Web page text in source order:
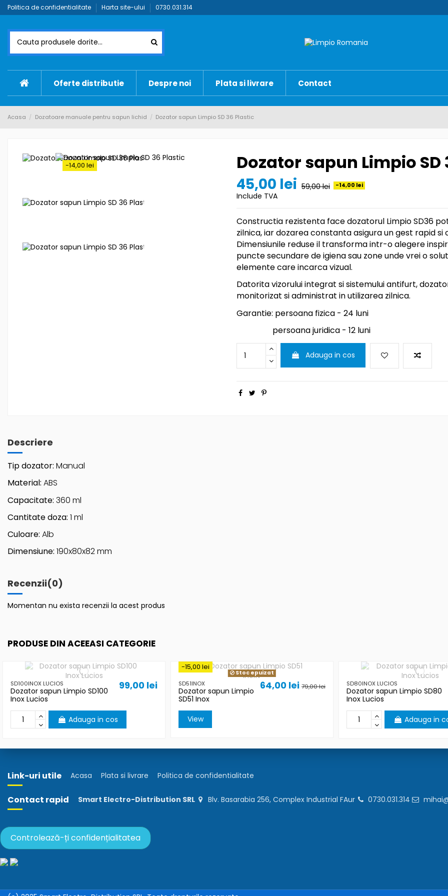
Politica de confidentialitate Harta site-ului 0730.031.314
Oferte distributie Despre noi Plata si livrare Contact
Acasa Dozatoare manuale pentru sapun lichid Dozator sapun Limpio SD 36 Plastic
-14,00 lei Dozator sapun Limpio SD
45,00 lei 59,00 lei -14,00 lei
Include TVA
Constructia rezistenta face dozatorul Limpio SD36
zilnica, iar dozarea constanta asigura un gest rapid
Dimensiunile reduse il transforma intr-o alegere
puncte secundare de igiena sau zone unde vrei o
elemente care incarca vizual.
Datorita vizorului integrat si sistemului antifurt,
monitorizat si administrat in utilizarea zilnica.
Garantie: persoana fizica - 24 luni
persoana juridica - 12 luni
Adauga in cos
Descriere
Tip dozator: Manual
Material: ABS
Capacitate: 360 ml
Cantitate doza: 1 ml
Culoare: Alb
Dimensiune: 190x80x82 mm
Recenzii(0)
Momentan nu exista recenzii la acest produs
PRODUSE DIN ACEEASI CATEGORIE
SD100INOX LUCIOS
Dozator sapun Limpio SD100
Inox Lucios
99,00 lei
Adauga in cos
-15,00 lei
Stoc epuizat
SD51INOX
Dozator sapun Limpio
SD51 Inox
64,00 lei 79,00 lei
View
SD80INOX LUCIOS
Dozator sapun Limpio SD80
Inox Lucios
Adauga in
Link-uri utile Acasa Plata si livrare Politica de confidentialitate
Contact rapid Smart Electro-Distribution SRL Blv. Basarabia 256, Complex Industrial FAur 0730.031.314
Controlează-ți confidențialitatea